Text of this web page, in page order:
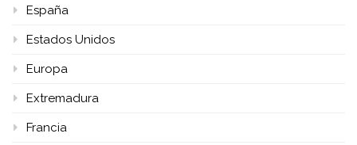
España
Estados Unidos
Europa
Extremadura
Francia